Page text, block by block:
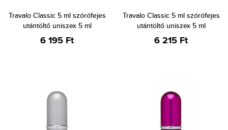
Travalo Classic 5 ml szórófejes
utántöltő uniszex 5 ml
6 195 Ft
Travalo Classic 5 ml szórófejes
utántöltő uniszex 5 ml
6 215 Ft